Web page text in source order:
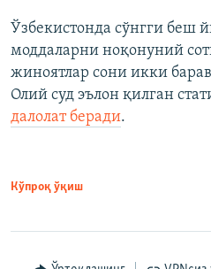
Ўзбекистонда сўнгги беш
моддаларни ноқонуний
жиноятлар сони икки
Олий суд эълон қилган
далолат беради.
Кўпроқ ўқиш